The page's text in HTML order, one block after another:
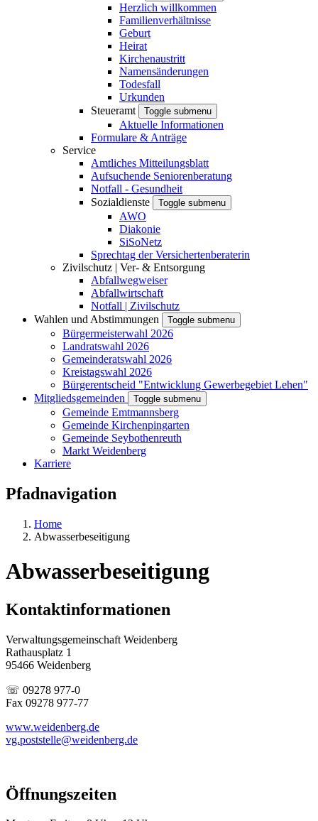
Herzlich willkommen
Familienverhältnisse
Geburt
Heirat
Kirchenaustritt
Namensänderungen
Todesfall
Urkunden
Steueramt
Toggle submenu
Aktuelle Informationen
Formulare & Anträge
Service
Amtliches Mitteilungsblatt
Aufsuchende Seniorenberatung
Notfall - Gesundheit
Sozialdienste
Toggle submenu
AWO
Diakonie
SiSoNetz
Sprechtag der Versichertenberaterin
Zivilschutz | Ver- & Entsorgung
Abfallwegweiser
Abfallwirtschaft
Notfall | Zivilschutz
Wahlen und Abstimmungen
Toggle submenu
Bürgermeisterwahl 2026
Landratswahl 2026
Gemeinderatswahl 2026
Kreistagswahl 2026
Bürgerentscheid "Entwicklung Gewerbegebiet Lehen"
Mitgliedsgemeinden
Toggle submenu
Gemeinde Emtmannsberg
Gemeinde Kirchenpingarten
Gemeinde Seybothenreuth
Markt Weidenberg
Karriere
Pfadnavigation
Home
Abwasserbeseitigung
Abwasserbeseitigung
Kontaktinformationen
Verwaltungsgemeinschaft Weidenberg
Rathausplatz 1
95466 Weidenberg
☏ 09278 977-0
Fax 09278 977-77
www.weidenberg.de
vg.poststelle@weidenberg.de
Öffnungszeiten